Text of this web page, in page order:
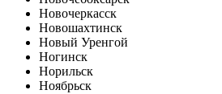
Новочеркасск
Новошахтинск
Новый Уренгой
Ногинск
Норильск
Ноябрьск